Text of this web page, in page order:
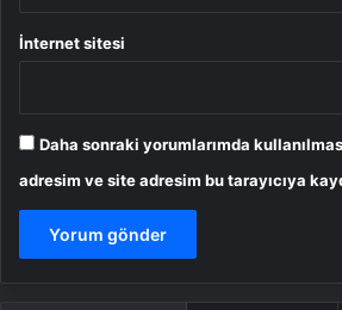
İnternet sitesi
Daha sonraki yorumlarımda
adresim ve site adresim bu tarayıcıya